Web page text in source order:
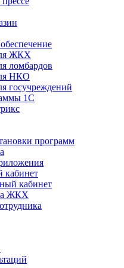
ЖКХ
ломбардов
НКО
госучреждений
1С
программ
кабинет
ЖКХ